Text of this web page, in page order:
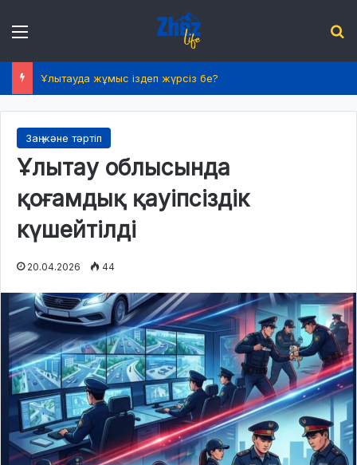
Ұлытауда жұмыс іздеп жүрсіз бе?
Заң және тәртіп
Ұлытау облысында
қоғамдық қауіпсіздік
күшейтілді
20.04.2026 44